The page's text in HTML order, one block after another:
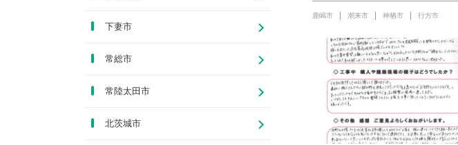
鹿嶋市 潮来市 神栖市 行方市
下妻市
常総市
常陸太田市
北茨城市